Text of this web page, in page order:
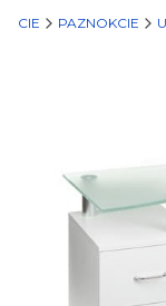
PAZNOKCIE